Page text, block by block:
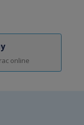
online